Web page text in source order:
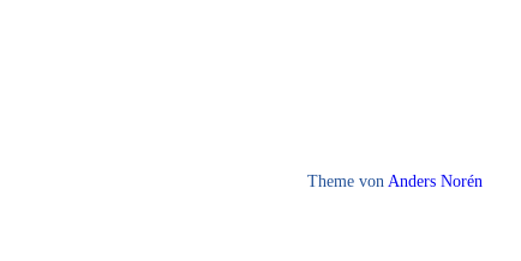
Theme von Anders Norén